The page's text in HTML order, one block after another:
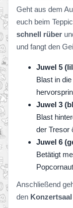
Geht aus dem
euch beim
schnell rüber
und fangt den
Juwel 5
Blast in
Juwel 3
Blast
der Tresor
Juwel 6
Betätigt
Anschließend
den Konzertsaal